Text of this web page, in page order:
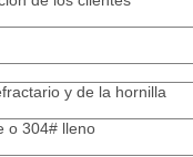
y de la hornilla
o 304# lleno